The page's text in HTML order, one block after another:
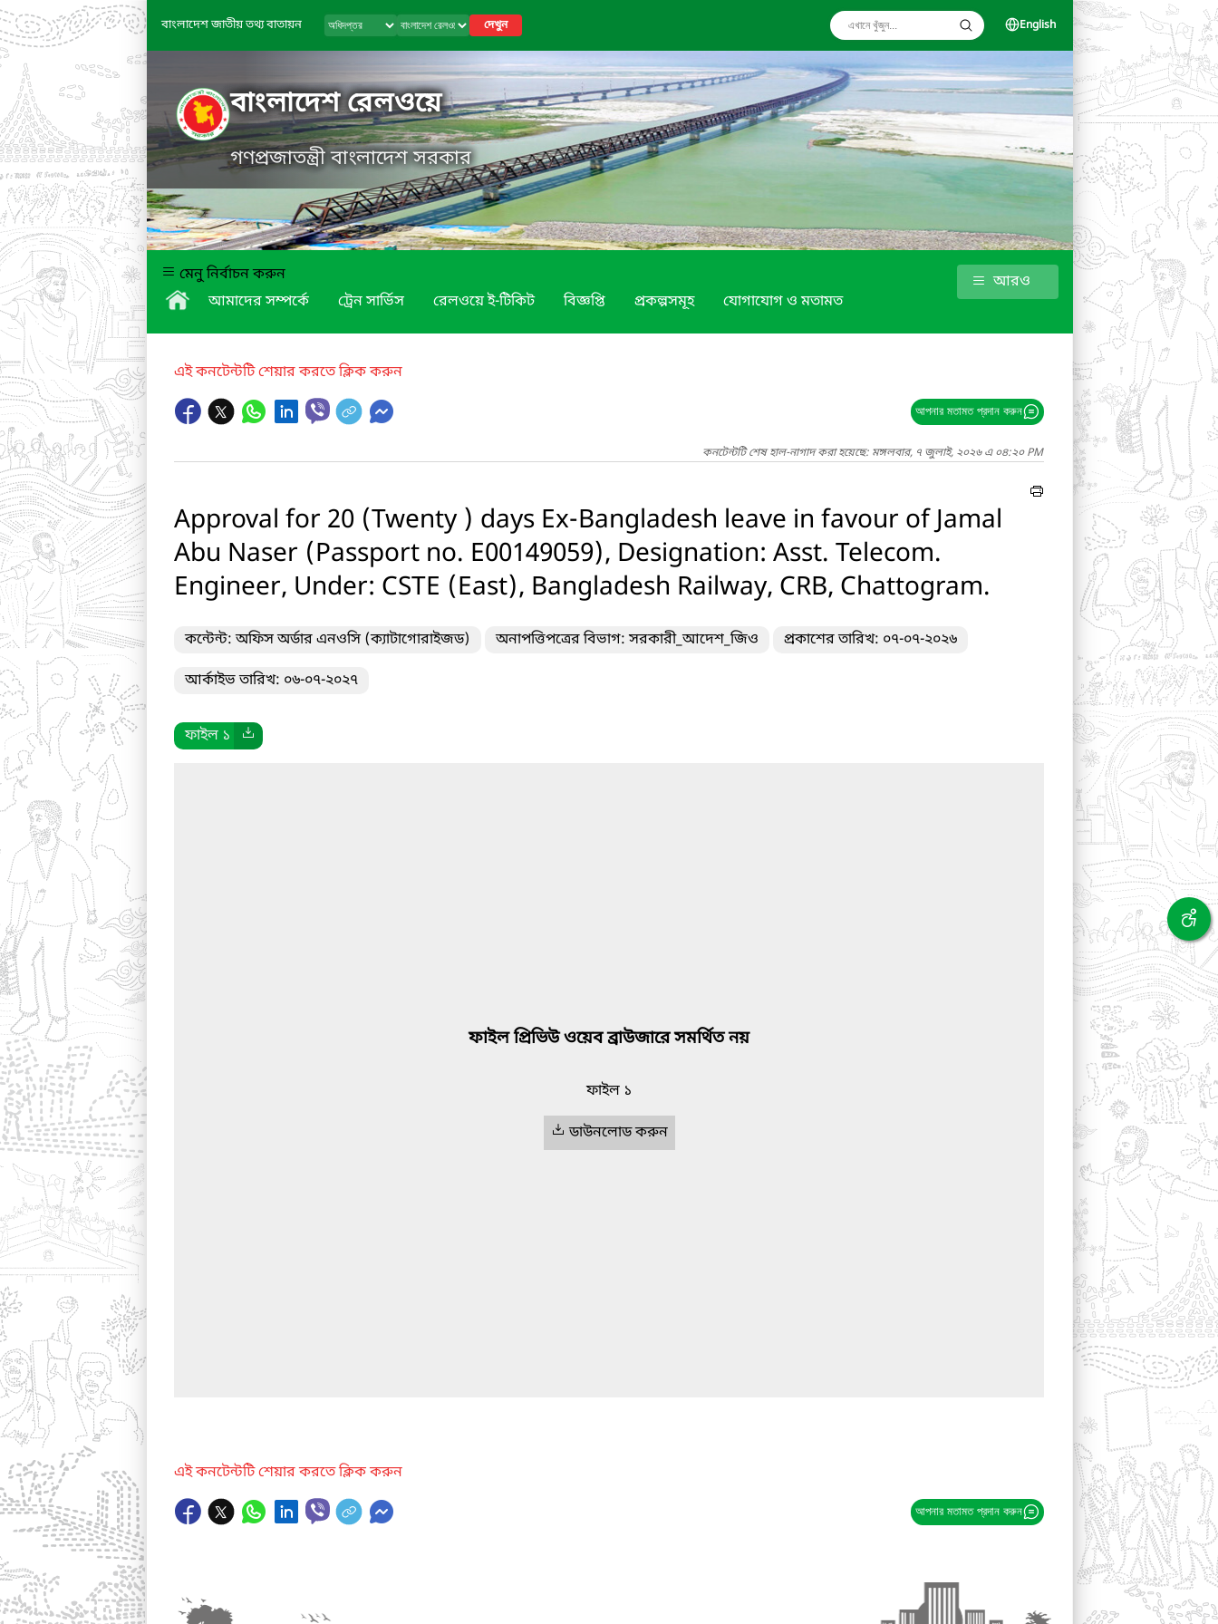
বাংলাদেশ জাতীয় তথ্য বাতায়ন দেখুন English
বাংলাদেশ রেলওয়ে
গণপ্রজাতন্ত্রী বাংলাদেশ সরকার
মেনু নির্বাচন করুন
আমাদের সম্পর্কে
ট্রেন সার্ভিস রেলওয়ে ই-টিকিট বিজ্ঞপ্তি প্রকল্পসমূহ যোগাযোগ ও মতামত
আরও
এই কনটেন্টটি শেয়ার করতে ক্লিক করুন
আপনার মতামত প্রদান করুন
কনটেন্টটি শেষ হাল-নাগাদ করা হয়েছে: মঙ্গলবার, ৭ জুলাই, ২০২৬ এ ০৪:২০ PM
Approval for 20 (Twenty ) days Ex-Bangladesh leave in favour of Jamal
Abu Naser (Passport no. E00149059), Designation: Asst. Telecom.
Engineer, Under: CSTE (East), Bangladesh Railway, CRB, Chattogram.
কন্টেন্ট: অফিস অর্ডার এনওসি (ক্যাটাগোরাইজড) অনাপত্তিপত্রের বিভাগ: সরকারী_আদেশ_জিও প্রকাশের তারিখ: ০৭-০৭-২০২৬
আর্কাইভ তারিখ: ০৬-০৭-২০২৭
ফাইল ১
ফাইল প্রিভিউ ওয়েব ব্রাউজারে সমর্থিত নয়
ফাইল ১
ডাউনলোড করুন
এই কনটেন্টটি শেয়ার করতে ক্লিক করুন
আপনার মতামত প্রদান করুন